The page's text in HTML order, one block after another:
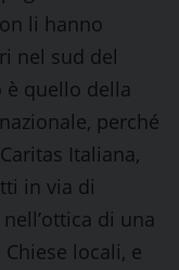
li hanno
nel sud del
quello della
perché
Italiana,
in via di
di una
locali, e